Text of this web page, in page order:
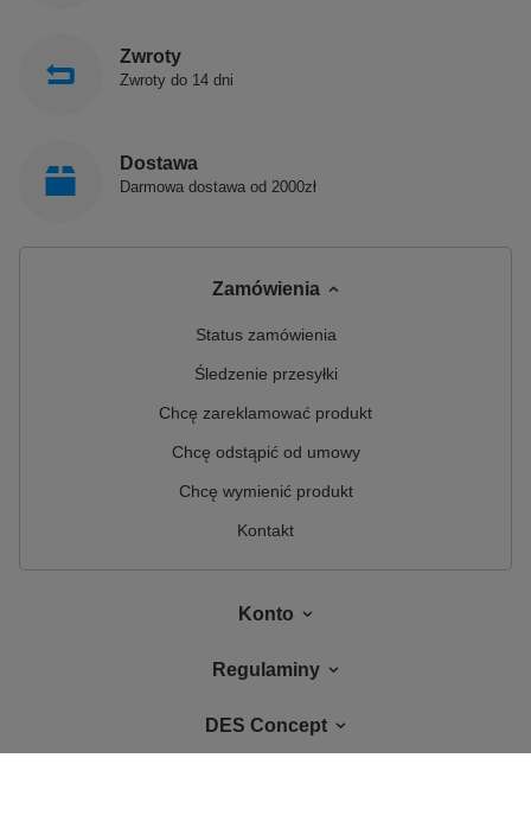
Zwroty
Zwroty do 14 dni
Dostawa
Darmowa dostawa od 2000zł
Zamówienia
Status zamówienia
Śledzenie przesyłki
Chcę zareklamować produkt
Chcę odstąpić od umowy
Chcę wymienić produkt
Kontakt
Konto
Regulaminy
DES Concept